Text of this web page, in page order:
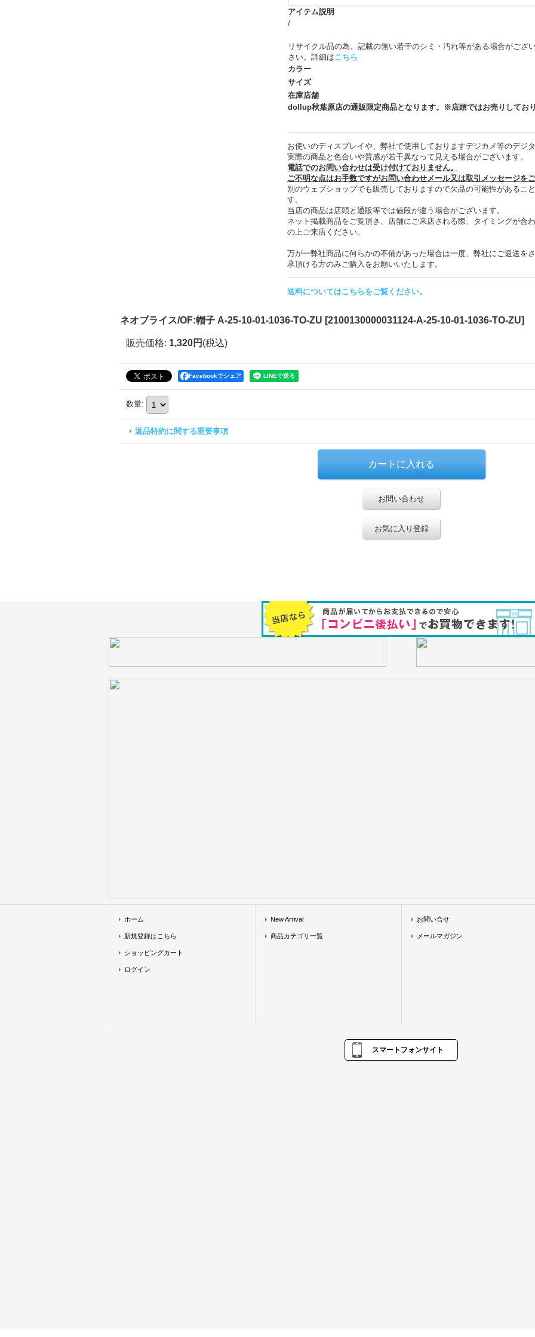
アイテム説明
/
リサイクル品の為、記載の無い若干のシミ・汚れ等がある場合がござ
さい。詳細はこちら
カラー
サイズ
在庫店舗
dollup秋葉原店の通販限定商品となります。※店頭ではお売りしており
お使いのディスプレイや、弊社で使用しておりますデジカメ等のデジ
実際の商品と色合いや質感が若干異なって見える場合がございます。
電話でのお問い合わせは受け付けておりません。
ご不明な点はお手数ですがお問い合わせメール又は取引メッセージをご
別のウェブショップでも販売しておりますので欠品の可能性があるこ
す。
当店の商品は店頭と通販等では値段が違う場合がございます。
ネット掲載商品をご覧頂き、店舗にご来店される際、タイミングが合
の上ご来店ください。
万が一弊社商品に何らかの不備があった場合は一度、弊社にご返送を
承頂ける方のみご購入をお願いいたします。
送料についてはこちらをご覧ください。
ネオブライス/OF:帽子 A-25-10-01-1036-TO-ZU [2100130000031124-A-25-10-01-1036-TO-ZU]
販売価格: 1,320円 (税込)
Facebookでシェア
数量:
返品特約に関する重要事項
お問い合わせ
お気に入り登録
ホーム
新規登録はこちら
ショッピングカート
ログイン
New Arrival
商品カテゴリ一覧
お問い合せ
メールマガジン
スマートフォンサイト